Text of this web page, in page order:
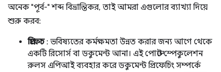
অনেক "পূর্ব-" শব্দ বিভ্রান্তিকর, তাই আমরা এগুলোর ব্যাখ্যা দিয়ে
শুরু করব:
প্রিফেচ: ভবিষ্যতের কর্মক্ষমতা উন্নত করার জন্য আগে থেকে
একটি রিসোর্স বা ডকুমেন্ট আনা। এই পোস্টে স্পেকুলেশন
রুলস এপিআই ব্যবহার করে ডকুমেন্ট প্রিফেচিং সম্পর্কে